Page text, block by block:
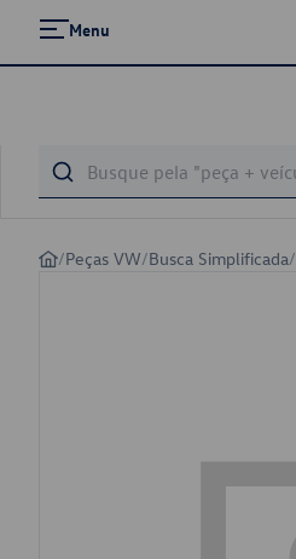
Menu
/Peças VW/Busca Simplificada/